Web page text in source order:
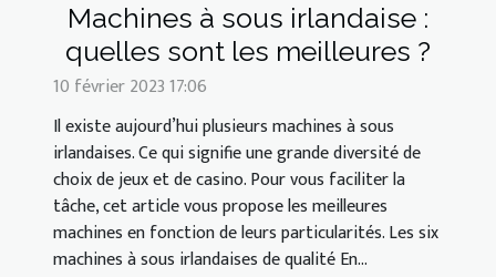
Machines à sous irlandaise :
quelles sont les meilleures ?
10 février 2023 17:06
Il existe aujourd’hui plusieurs machines à sous
irlandaises. Ce qui signifie une grande diversité de
choix de jeux et de casino. Pour vous faciliter la
tâche, cet article vous propose les meilleures
machines en fonction de leurs particularités. Les six
machines à sous irlandaises de qualité En...